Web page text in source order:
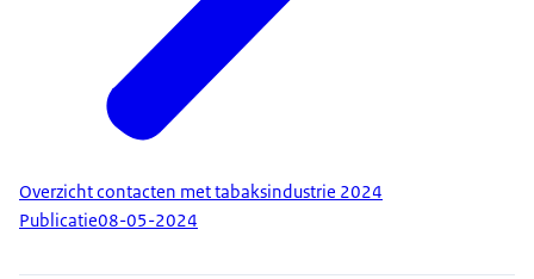
Overzicht contacten met tabaksindustrie 2024
Publicatie08-05-2024